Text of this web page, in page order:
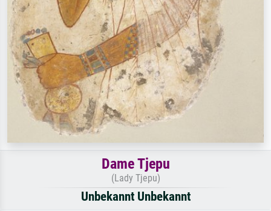
Dame Tjepu
(Lady Tjepu)
Unbekannt Unbekannt